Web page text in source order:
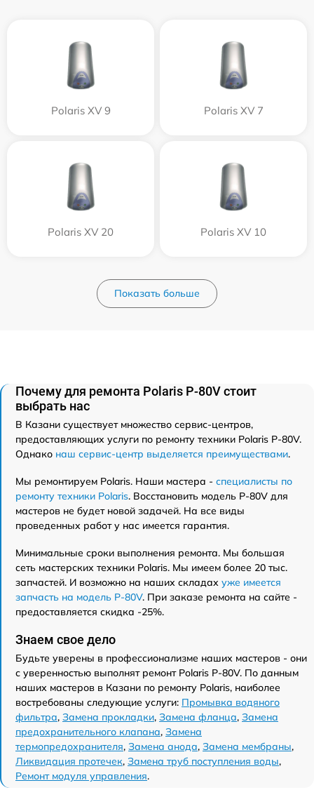
Polaris XV 9 Polaris XV 7
Polaris XV 20 Polaris XV 10
Показать больше
Почему для ремонта Polaris P-80V стоит
выбрать нас
В Казани существует множество сервис-центров,
предоставляющих услуги по ремонту техники Polaris P-80V.
Однако наш сервис-центр выделяется преимуществами.
Мы ремонтируем Polaris. Наши мастера - специалисты по
ремонту техники Polaris. Восстановить модель P-80V для
мастеров не будет новой задачей. На все виды
проведенных работ у нас имеется гарантия.
Минимальные сроки выполнения ремонта. Мы большая
сеть мастерских техники Polaris. Мы имеем более 20 тыс.
запчастей. И возможно на наших складах уже имеется
запчасть на модель P-80V. При заказе ремонта на сайте -
предоставляется скидка -25%.
Знаем свое дело
Будьте уверены в профессионализме наших мастеров - они
с уверенностью выполнят ремонт Polaris P-80V. По данным
наших мастеров в Казани по ремонту Polaris, наиболее
востребованы следующие услуги: Промывка водяного
фильтра, Замена прокладки, Замена фланца, Замена
предохранительного клапана, Замена
термопредохранителя, Замена анода, Замена мембраны,
Ликвидация протечек, Замена труб поступления воды,
Ремонт модуля управления.